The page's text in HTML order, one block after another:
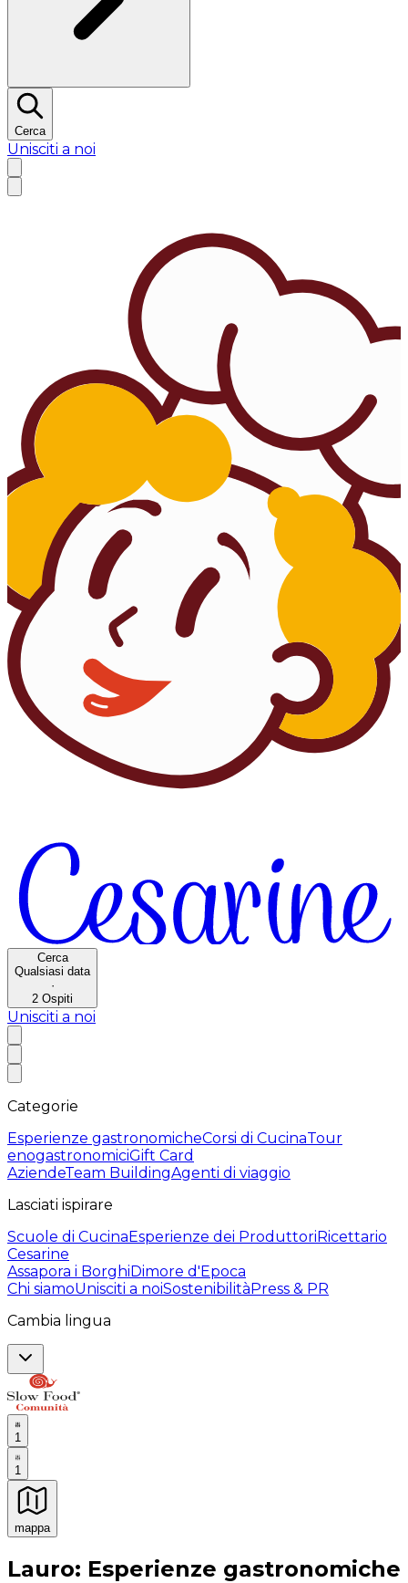
Cerca
Unisciti a noi
Cerca
Qualsiasi data
·
2 Ospiti
Unisciti a noi
Categorie
Esperienze gastronomicheCorsi di CucinaTour
enogastronomiciGift Card
AziendeTeam BuildingAgenti di viaggio
Lasciati ispirare
Scuole di CucinaEsperienze dei ProduttoriRicettario
Cesarine
Assapora i BorghiDimore d'Epoca
Chi siamoUnisciti a noiSostenibilitàPress & PR
Cambia lingua
1
1
mappa
Esperienze culinarie indimenticabili: Esperienze
Lauro: Esperienze gastronomiche